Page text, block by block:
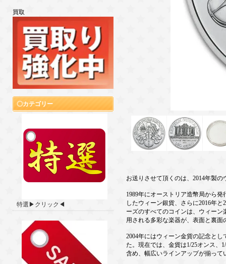
買取
カテゴリー
特選▶クリック◀
お送りさせて頂くのは、2014年製
1989年にオーストリア造幣局から
したウィーン銀貨、さらに2016年
ーズのすべてのコインは、ウィー
用される多彩な楽器が、表面と裏
2004年にはウィーン金貨の記念と
た。現在では、金貨は1/25オンス、
含め、幅広いラインアップが揃って